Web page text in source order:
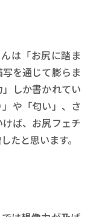
は「お尻に踏ま
を通じて膨らま
しか書かれてい
や「匂い」、さ
ば、お尻フェチ
たと思います。